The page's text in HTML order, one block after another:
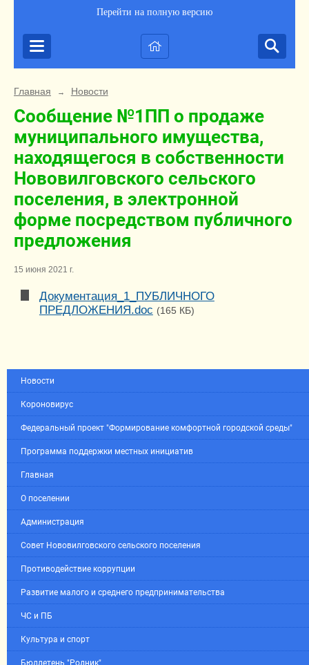
Перейти на полную версию
Главная → Новости
Сообщение №1ПП о продаже
муниципального имущества,
находящегося в собственности
Нововилговского сельского
поселения, в электронной
форме посредством публичного
предложения
15 июня 2021 г.
Документация_1_ПУБЛИЧНОГО
ПРЕДЛОЖЕНИЯ.doc (165 КБ)
Новости
Короновирус
Федеральный проект "Формирование комфортной городской среды"
Программа поддержки местных инициатив
Главная
О поселении
Администрация
Совет Нововилговского сельского поселения
Противодействие коррупции
Развитие малого и среднего предпринимательства
ЧС и ПБ
Культура и спорт
Бюллетень "Родник"